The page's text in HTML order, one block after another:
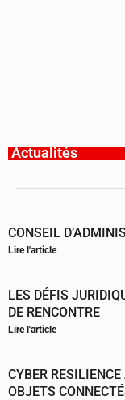
Actualités
CONSEIL
Lire l'article
LES DÉFIS
DE RENCONTRE
Lire l'article
CYBER
OBJETS